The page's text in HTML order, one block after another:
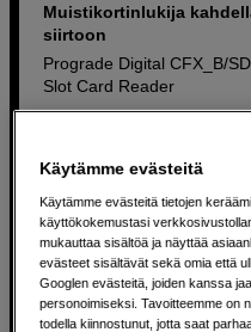
Muistikortinlukija
siirtoon
Prograde Digital CFX_B/
Slot Card Reader
Kaksi korttipaikkaa: CFX-
Kestävä metallirunko
149 EUR
Käytämme evästeitä
Käytämme evästeitä tietojen
käyttökokemustasi
mukauttaa sisältöä ja näyttää
evästeet sisältävät sekä omia että
Googlen evästeitä, joiden kanssa
personoimiseksi. Tavoitteemme on
todella kiinnostunut, jotta saat